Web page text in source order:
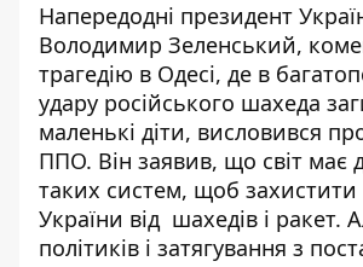
Напередодні президент
Володимир Зеленський,
трагедію в Одесі, де в
удару російського шахеда
маленькі діти, висловився
ППО. Він заявив, що світ має
таких систем, щоб захистити
України від шахедів і ракет.
політиків і затягування з